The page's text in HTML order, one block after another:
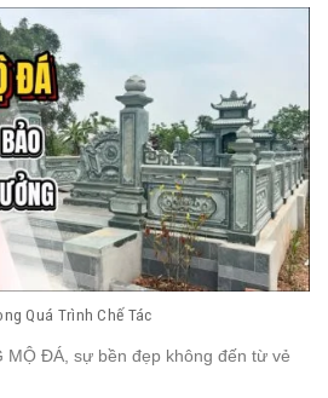
Quá Trình Chế Tác
MỘ ĐÁ, sự bền đẹp không đến từ vẻ